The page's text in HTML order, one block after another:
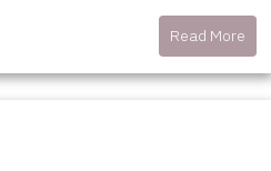
Read More